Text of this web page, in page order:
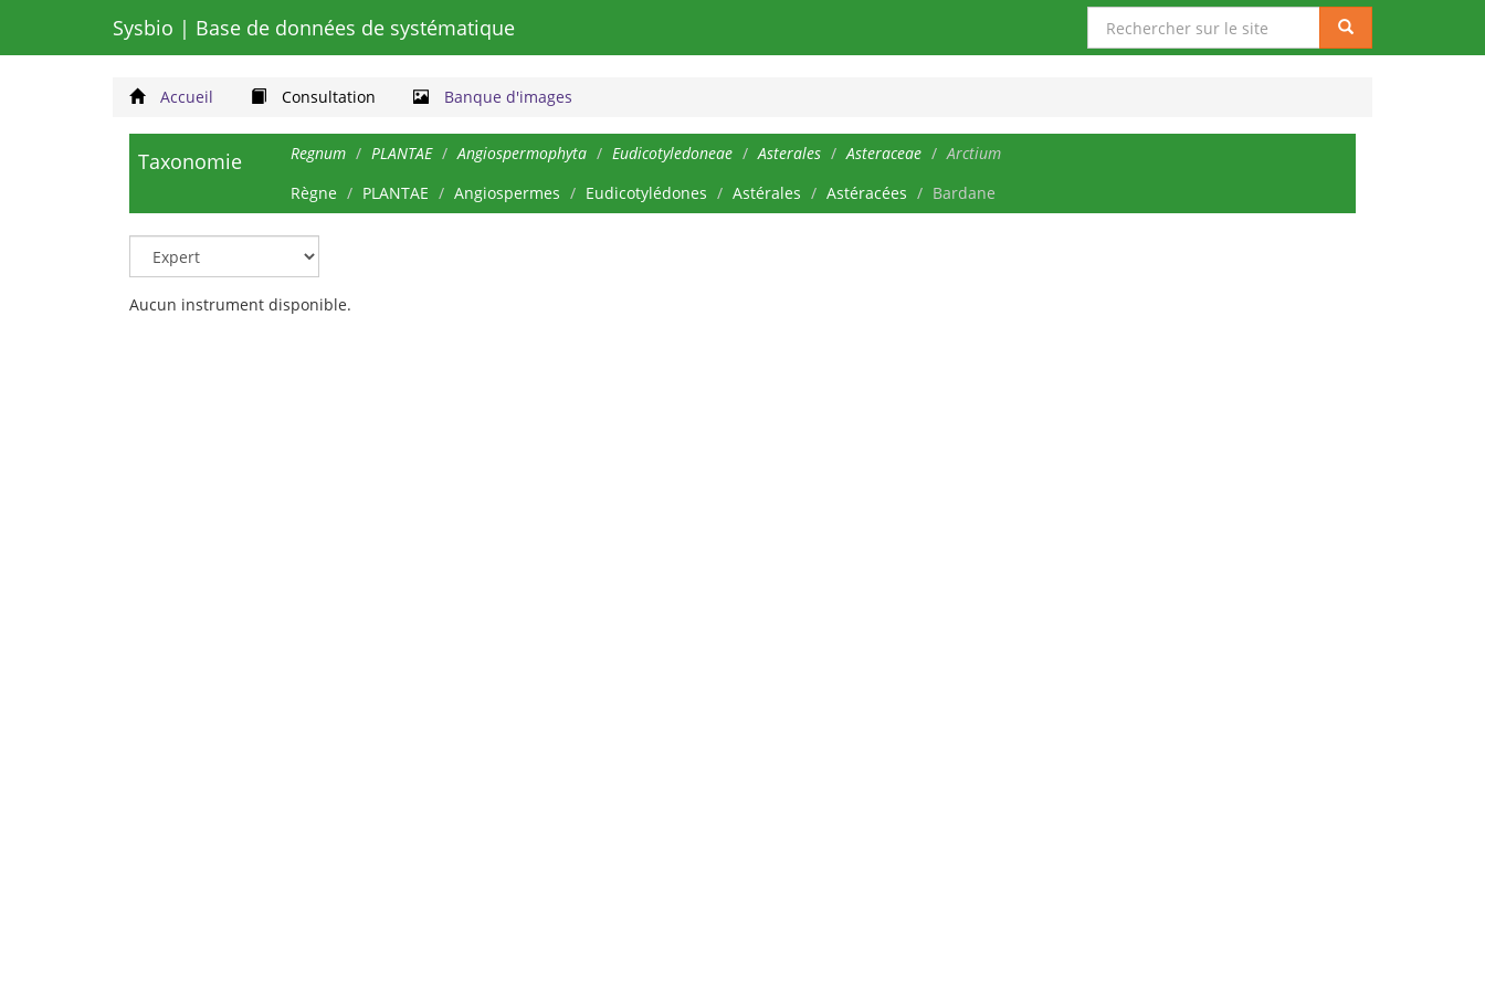
Sysbio | Base de données de systématique
sur
le
Rechercher
Accueil Consultation Banque d'images
Taxonomie Regnum PLANTAE Angiospermophyta Eudicotyledoneae Asterales Asteraceae
Arctium
Règne
PLANTAE Angiospermes Eudicotylédones Astérales Astéracées Bardane
Aucun instrument disponible.